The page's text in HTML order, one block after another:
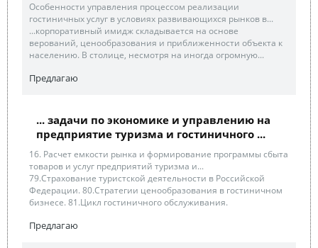
Особенности управления процессом реализации
гостиничных услуг в условиях развивающихся рынков в...
...корпоративный имидж складывается на основе
верований, ценообразования и приближенности объекта к
населению. В столице, несмотря на иногда огромную...
Предлагаю
... задачи по экономике и управлению на
предприятие туризма и гостиничного ...
16. Расчет емкости рынка и формирование программы сбыта
товаров и услуг предприятий туризма и...
79.Страхование туристской деятельности в Российской
Федерации. 80.Стратегии ценообразования в гостиничном
бизнесе. 81.Цикл гостиничного обслуживания.
Предлагаю